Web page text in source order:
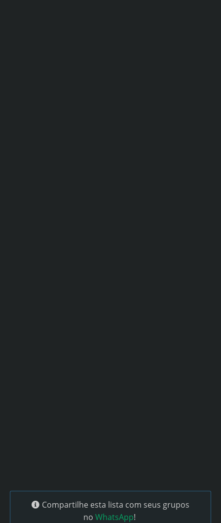
Compartilhe esta lista com seus grupos
no WhatsApp!